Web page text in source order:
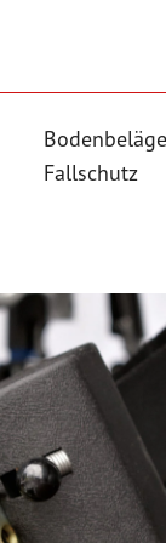
anzeigen
Untermenü für
Fallschutz